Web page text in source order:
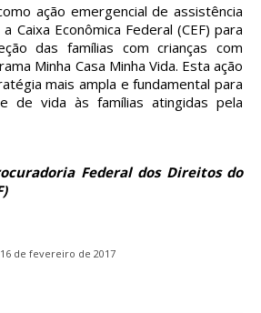
ação emergencial de assistência
Caixa Econômica Federal (CEF) para
das famílias com crianças com
Minha Casa Minha Vida. Esta ação
mais ampla e fundamental para
de vida às famílias atingidas pela
Federal dos Direitos do
16 de fevereiro de 2017